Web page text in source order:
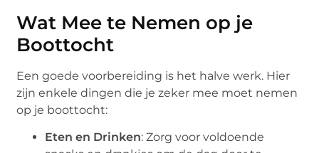
Wat Mee te Nemen op je
Boottocht
Een goede voorbereiding is het halve werk. Hier
zijn enkele dingen die je zeker mee moet nemen
op je boottocht:
Eten en Drinken: Zorg voor voldoende